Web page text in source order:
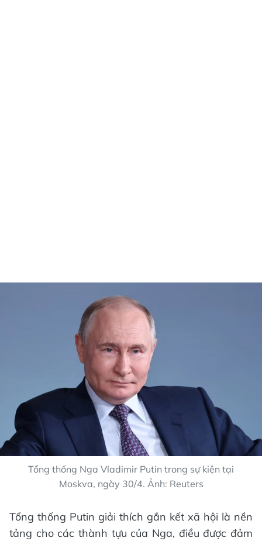
Tổng thống Nga Vladimir Putin trong sự kiện tại
Moskva, ngày 30/4. Ảnh: Reuters
Tổng thống Putin giải thích gắn kết xã hội là nền
tảng cho các thành tựu của Nga, điều được đảm